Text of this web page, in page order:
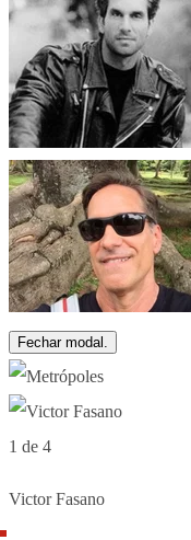
Fechar modal.
1 de 4
Victor Fasano